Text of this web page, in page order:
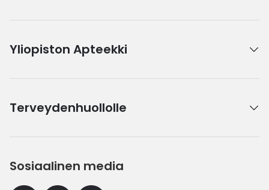
Yliopiston Apteekki
Terveydenhuollolle
Sosiaalinen media